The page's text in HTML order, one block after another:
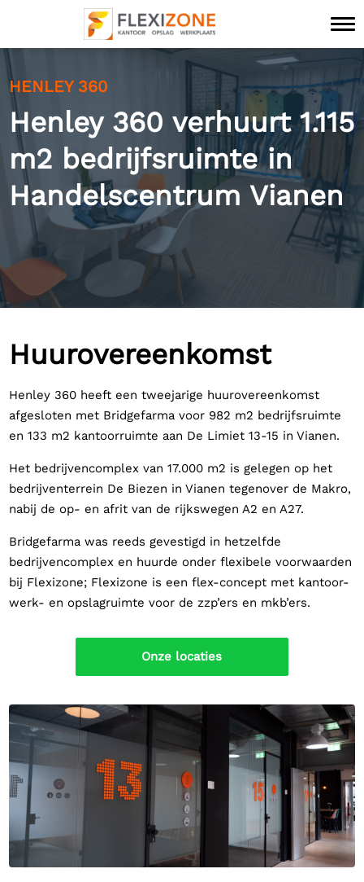
HENLEY 360
Henley 360 verhuurt 1.115
m2 bedrijfsruimte in
Handelscentrum Vianen
Huurovereenkomst
Henley 360 heeft een tweejarige huurovereenkomst
afgesloten met Bridgefarma voor 982 m2 bedrijfsruimte
en 133 m2 kantoorruimte aan De Limiet 13-15 in Vianen.
Het bedrijvencomplex van 17.000 m2 is gelegen op het
bedrijventerrein De Biezen in Vianen tegenover de Makro,
nabij de op- en afrit van de rijkswegen A2 en A27.
Bridgefarma was reeds gevestigd in hetzelfde
bedrijvencomplex en huurde onder flexibele voorwaarden
bij Flexizone; Flexizone is een flex-concept met kantoor-
werk- en opslagruimte voor de zzp’ers en mkb’ers.
Onze locaties